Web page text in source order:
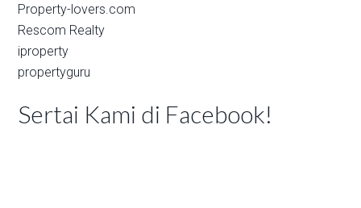
Property-lovers.com
Rescom Realty
iproperty
propertyguru
Sertai Kami di Facebook!